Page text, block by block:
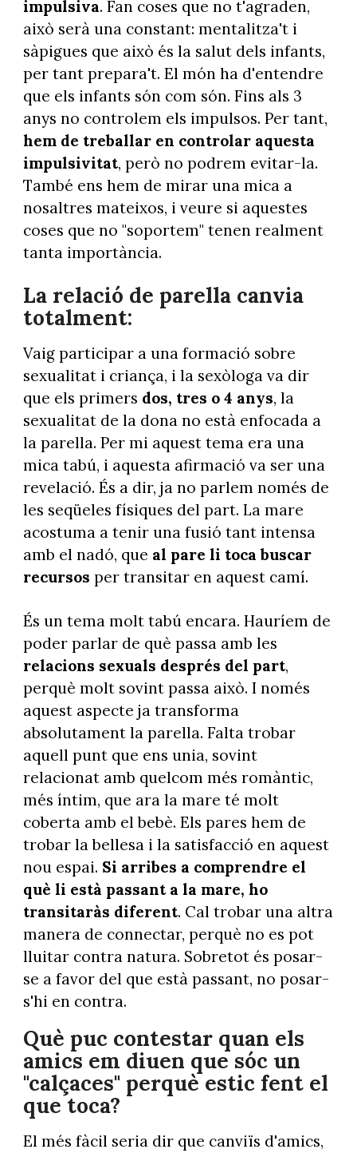
impulsiva. Fan coses que no t'agraden,
això serà una constant: mentalitza't i
sàpigues que això és la salut dels infants,
per tant prepara't. El món ha d'entendre
que els infants són com són. Fins als 3
anys no controlem els impulsos. Per tant,
hem de treballar en controlar aquesta
impulsivitat, però no podrem evitar-la.
També ens hem de mirar una mica a
nosaltres mateixos, i veure si aquestes
coses que no "soportem" tenen realment
tanta importància.
La relació de parella canvia
totalment:
Vaig participar a una formació sobre
sexualitat i criança, i la sexòloga va dir
que els primers dos, tres o 4 anys, la
sexualitat de la dona no està enfocada a
la parella. Per mi aquest tema era una
mica tabú, i aquesta afirmació va ser una
revelació. És a dir, ja no parlem només de
les seqüeles físiques del part. La mare
acostuma a tenir una fusió tant intensa
amb el nadó, que al pare li toca buscar
recursos per transitar en aquest camí.
És un tema molt tabú encara. Hauríem de
poder parlar de què passa amb les
relacions sexuals després del part,
perquè molt sovint passa això. I només
aquest aspecte ja transforma
absolutament la parella. Falta trobar
aquell punt que ens unia, sovint
relacionat amb quelcom més romàntic,
més íntim, que ara la mare té molt
coberta amb el bebè. Els pares hem de
trobar la bellesa i la satisfacció en aquest
nou espai. Si arribes a comprendre el
què li està passant a la mare, ho
transitaràs diferent. Cal trobar una altra
manera de connectar, perquè no es pot
lluitar contra natura. Sobretot és posar-
se a favor del que està passant, no posar-
s'hi en contra.
Què puc contestar quan els
amics em diuen que sóc un
"calçaces" perquè estic fent el
que toca?
El més fàcil seria dir que canviïs d'amics,